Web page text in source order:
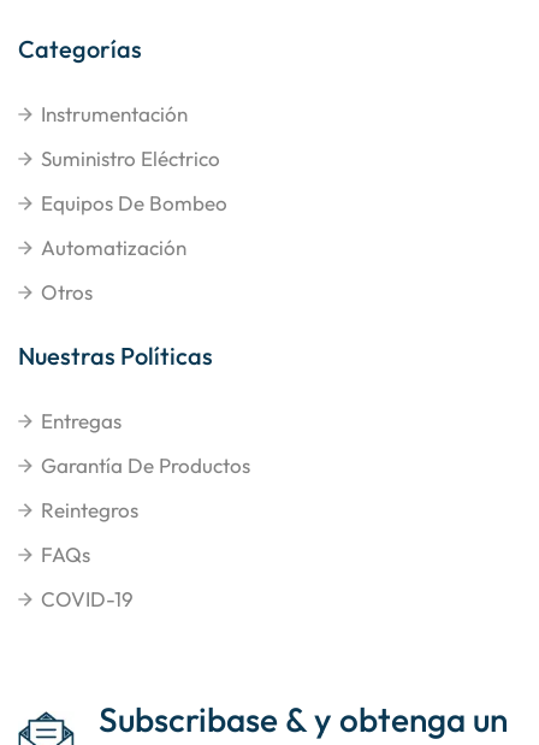
Categorías
Instrumentación
Suministro Eléctrico
Equipos De Bombeo
Automatización
Otros
Nuestras Políticas
Entregas
Garantía De Productos
Reintegros
FAQs
COVID-19
Subscribase & y obtenga un